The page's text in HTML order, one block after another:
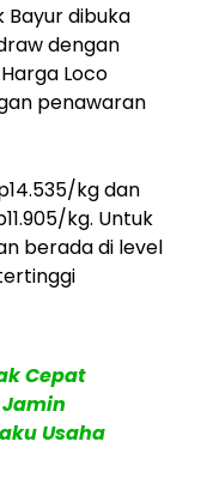
Bayur dibuka
dengan
Loco
penawaran
kg dan
kg. Untuk
berada di level
Cepat
Usaha